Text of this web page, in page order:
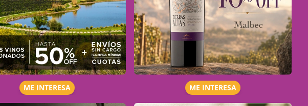
ME INTERESA ME INTERESA